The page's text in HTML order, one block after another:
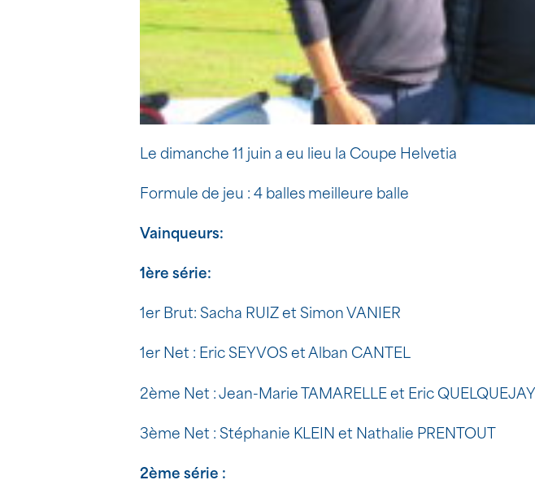
Le dimanche 11 juin a eu lieu la Coupe Helvetia
Formule de jeu : 4 balles meilleure balle
Vainqueurs:
1ère série:
1er Brut: Sacha RUIZ et Simon VANIER
1er Net : Eric SEYVOS et Alban CANTEL
2ème Net : Jean-Marie TAMARELLE et Eric QUELQUEJAY
3ème Net : Stéphanie KLEIN et Nathalie PRENTOUT
2ème série :